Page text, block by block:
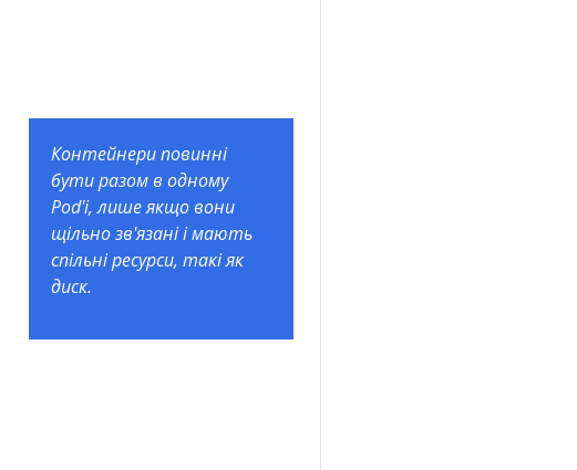
Контейнери повинні
бути разом в одному
Pod'і, лише якщо вони
щільно зв'язані і мають
спільні ресурси, такі як
диск.